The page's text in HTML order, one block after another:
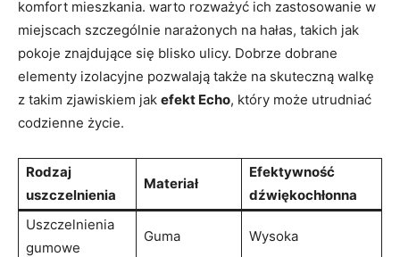
komfort mieszkania. warto ⁢rozważyć ich zastosowanie w
miejscach szczególnie narażonych na hałas, ⁤takich ⁢jak
⁢pokoje znajdujące​ się blisko ulicy. Dobrze dobrane
elementy izolacyjne pozwalają także na‌ skuteczną walkę
z ​takim zjawiskiem ⁤jak efekt Echo, ​który może utrudniać
codzienne życie.
Rodzaj
uszczelnienia
Materiał
Efektywność
dźwiękochłonna
Uszczelnienia
gumowe
Guma Wysoka